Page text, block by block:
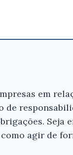
em
de
Seja
agir de